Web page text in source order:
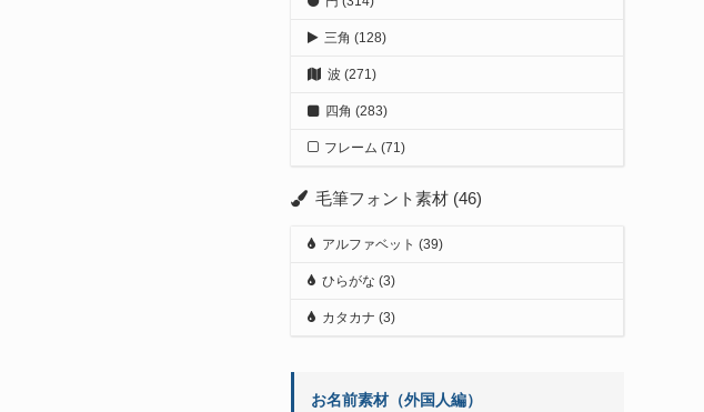
三角 (128)
波 (271)
四角 (283)
フレーム (71)
毛筆フォント素材 (46)
アルファベット (39)
ひらがな (3)
カタカナ (3)
お名前素材（外国人編）